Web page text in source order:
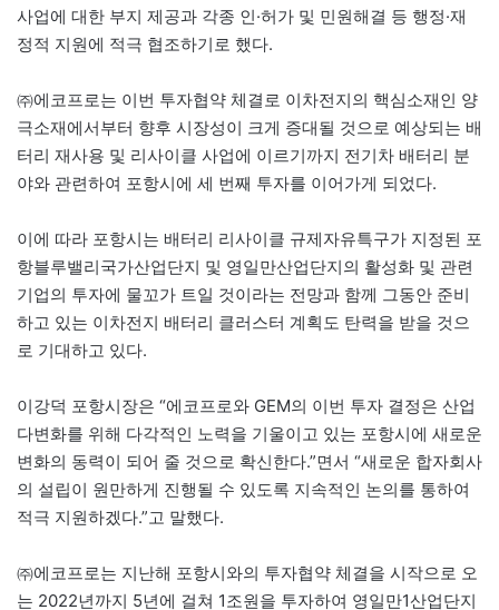
사업에 대한 부지 제공과 각종 인·허가 및 민원해결 등 행정·재
정적 지원에 적극 협조하기로 했다.
㈜에코프로는 이번 투자협약 체결로 이차전지의 핵심소재인 양
극소재에서부터 향후 시장성이 크게 증대될 것으로 예상되는 배
터리 재사용 및 리사이클 사업에 이르기까지 전기차 배터리 분
야와 관련하여 포항시에 세 번째 투자를 이어가게 되었다.
이에 따라 포항시는 배터리 리사이클 규제자유특구가 지정된 포
항블루밸리국가산업단지 및 영일만산업단지의 활성화 및 관련
기업의 투자에 물꼬가 트일 것이라는 전망과 함께 그동안 준비
하고 있는 이차전지 배터리 클러스터 계획도 탄력을 받을 것으
로 기대하고 있다.
이강덕 포항시장은 “에코프로와 GEM의 이번 투자 결정은 산업
다변화를 위해 다각적인 노력을 기울이고 있는 포항시에 새로운
변화의 동력이 되어 줄 것으로 확신한다.”면서 “새로운 합자회사
의 설립이 원만하게 진행될 수 있도록 지속적인 논의를 통하여
적극 지원하겠다.”고 말했다.
㈜에코프로는 지난해 포항시와의 투자협약 체결을 시작으로 오
는 2022년까지 5년에 걸쳐 1조원을 투자하여 영일만1산업단지